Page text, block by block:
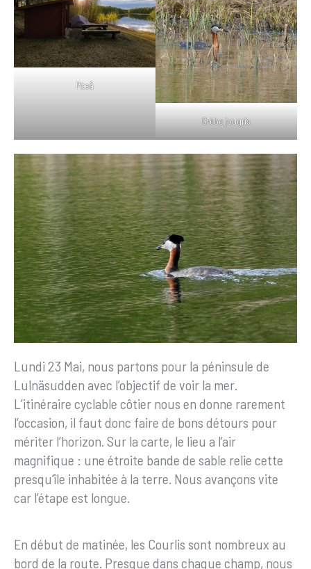
Piteå
Grèbe jougris
Lundi 23 Mai, nous partons pour la péninsule de
Lulnäsudden avec l’objectif de voir la mer.
L’itinéraire cyclable côtier nous en donne rarement
l’occasion, il faut donc faire de bons détours pour
mériter l’horizon. Sur la carte, le lieu a l’air
magnifique : une étroite bande de sable relie cette
presqu’île inhabitée à la terre. Nous avançons vite
car l’étape est longue.
En début de matinée, les Courlis sont nombreux au
bord de la route. Presque dans chaque champ, nous